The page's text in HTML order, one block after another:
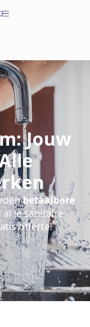
Jouw
betaalbare
je sanitaire
offerte!